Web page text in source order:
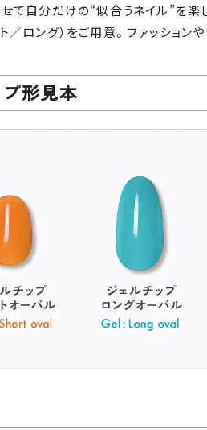
て自分だけの“似合うネイル”を楽
／ロング）をご用意。 ファッショ
形見本